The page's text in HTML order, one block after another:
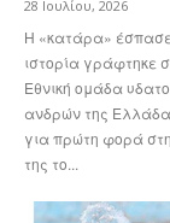
28 Ιουλίου, 2026
Η «κατάρα» έσπασε
ιστορία γράφτηκε
Εθνική ομάδα
ανδρών της
για πρώτη φορά
της το...